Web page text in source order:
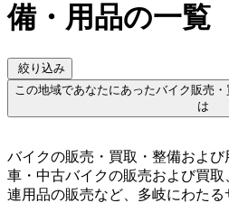
備・用品の一覧
絞り込み
この地域であなたにあったバイク販売
は
バイクの販売・買取・整備およ
車・中古バイクの販売および買
連用品の販売など、多岐にわたる